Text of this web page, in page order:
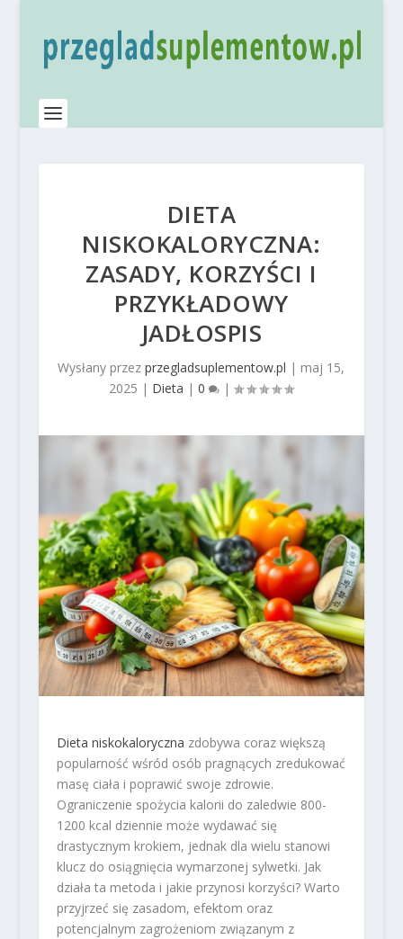
DIETA
NISKOKALORYCZNA:
ZASADY, KORZYŚCI I
PRZYKŁADOWY
JADŁOSPIS
Wysłany przezprzegladsuplementow.pl | maj 15,
2025 | Dieta |0 |
Dieta niskokaloryczna zdobywa coraz większą
popularność wśród osób pragnących zredukować
masę ciała i poprawić swoje zdrowie.
Ograniczenie spożycia kalorii do zaledwie 800-
1200 kcal dziennie może wydawać się
drastycznym krokiem, jednak dla wielu stanowi
klucz do osiągnięcia wymarzonej sylwetki. Jak
działa ta metoda i jakie przynosi korzyści? Warto
przyjrzeć się zasadom, efektom oraz
potencjalnym zagrożeniom związanym z